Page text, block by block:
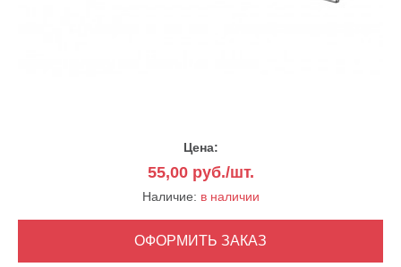
Цена:
55,00руб./шт.
Наличие: в наличии